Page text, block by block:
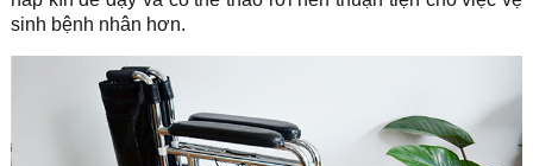
sinh bệnh nhân hơn.